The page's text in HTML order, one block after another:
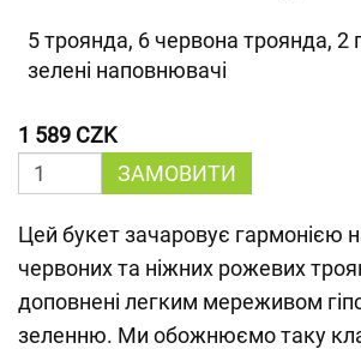
5 троянда, 6 червона троянда, 2
зелені наповнювачі
1 589 CZK
ЗАМОВИТИ
Цей букет зачаровує гармонією
червоних та ніжних рожевих
доповнені легким мереживом
зеленню. Ми обожнюємо таку